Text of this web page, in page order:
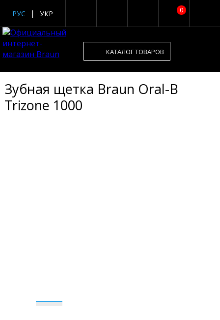
0
РУС УКР
КАТАЛОГ ТОВАРОВ
Зубная щетка Braun Oral-B
Trizone 1000